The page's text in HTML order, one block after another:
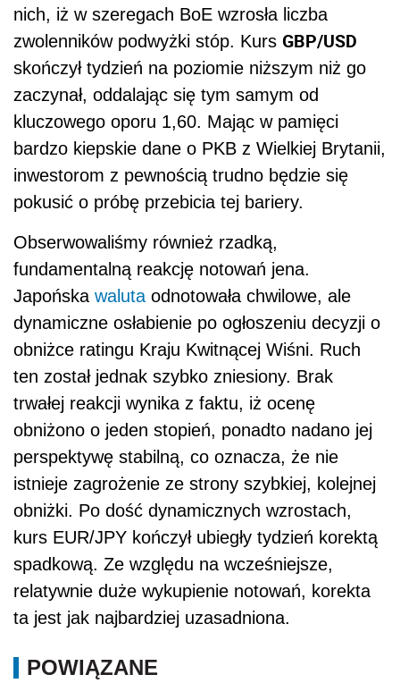
nich, iż w szeregach BoE wzrosła liczba
zwolenników podwyżki stóp. Kurs GBP/USD
skończył tydzień na poziomie niższym niż go
zaczynał, oddalając się tym samym od
kluczowego oporu 1,60. Mając w pamięci
bardzo kiepskie dane o PKB z Wielkiej Brytanii,
inwestorom z pewnością trudno będzie się
pokusić o próbę przebicia tej bariery.
Obserwowaliśmy również rzadką,
fundamentalną reakcję notowań jena.
Japońska waluta odnotowała chwilowe, ale
dynamiczne osłabienie po ogłoszeniu decyzji o
obniżce ratingu Kraju Kwitnącej Wiśni. Ruch
ten został jednak szybko zniesiony. Brak
trwałej reakcji wynika z faktu, iż ocenę
obniżono o jeden stopień, ponadto nadano jej
perspektywę stabilną, co oznacza, że nie
istnieje zagrożenie ze strony szybkiej, kolejnej
obniżki. Po dość dynamicznych wzrostach,
kurs EUR/JPY kończył ubiegły tydzień korektą
spadkową. Ze względu na wcześniejsze,
relatywnie duże wykupienie notowań, korekta
ta jest jak najbardziej uzasadniona.
POWIĄZANE